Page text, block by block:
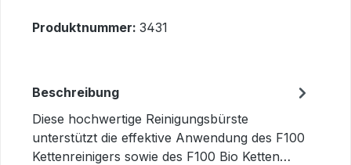
Produktnummer: 3431
Beschreibung
Diese hochwertige Reinigungsbürste
unterstützt die effektive Anwendung des F100
Kettenreinigers sowie des F100 Bio Ketten…